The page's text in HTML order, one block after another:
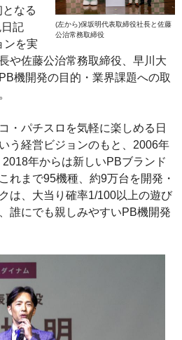
(左から)保坂明代表取締役社長と佐藤
公治常務取締役
なる
記
ンを実
や佐藤公治常務取締役、早川大
機開発の目的・業界課題への取
・パチスロを気軽に楽しめる日
う経営ビジョンのもと、2006年
年からは新しいPBブランド
れまで95機種、約9万台を開発・
は、大当り確率1/100以上の遊び
誰にでも親しみやすいPB機開発